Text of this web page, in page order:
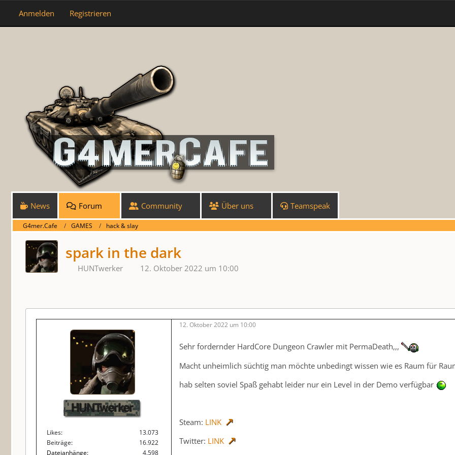
News Forum Community Über uns Teamspeak
Anmelden Registrieren
G4mer.Cafe GAMES hack & slay
spark in the dark
HUNTwerker 12. Oktober 2022 um 10:00
HUNTwerker
Likes
13.073
Beiträge
16.922
Dateianhänge
4.598
12. Oktober 2022 um 10:00
Sehr fordernder HardCore Dungeon Crawler mit PermaDeath,,,
Macht unheimlich süchtig man möchte unbedingt wissen wie es Raum für
hab selten soviel Spaß gehabt leider nur ein Level in der Demo verfügbar
Steam: LINK
Twitter: LINK